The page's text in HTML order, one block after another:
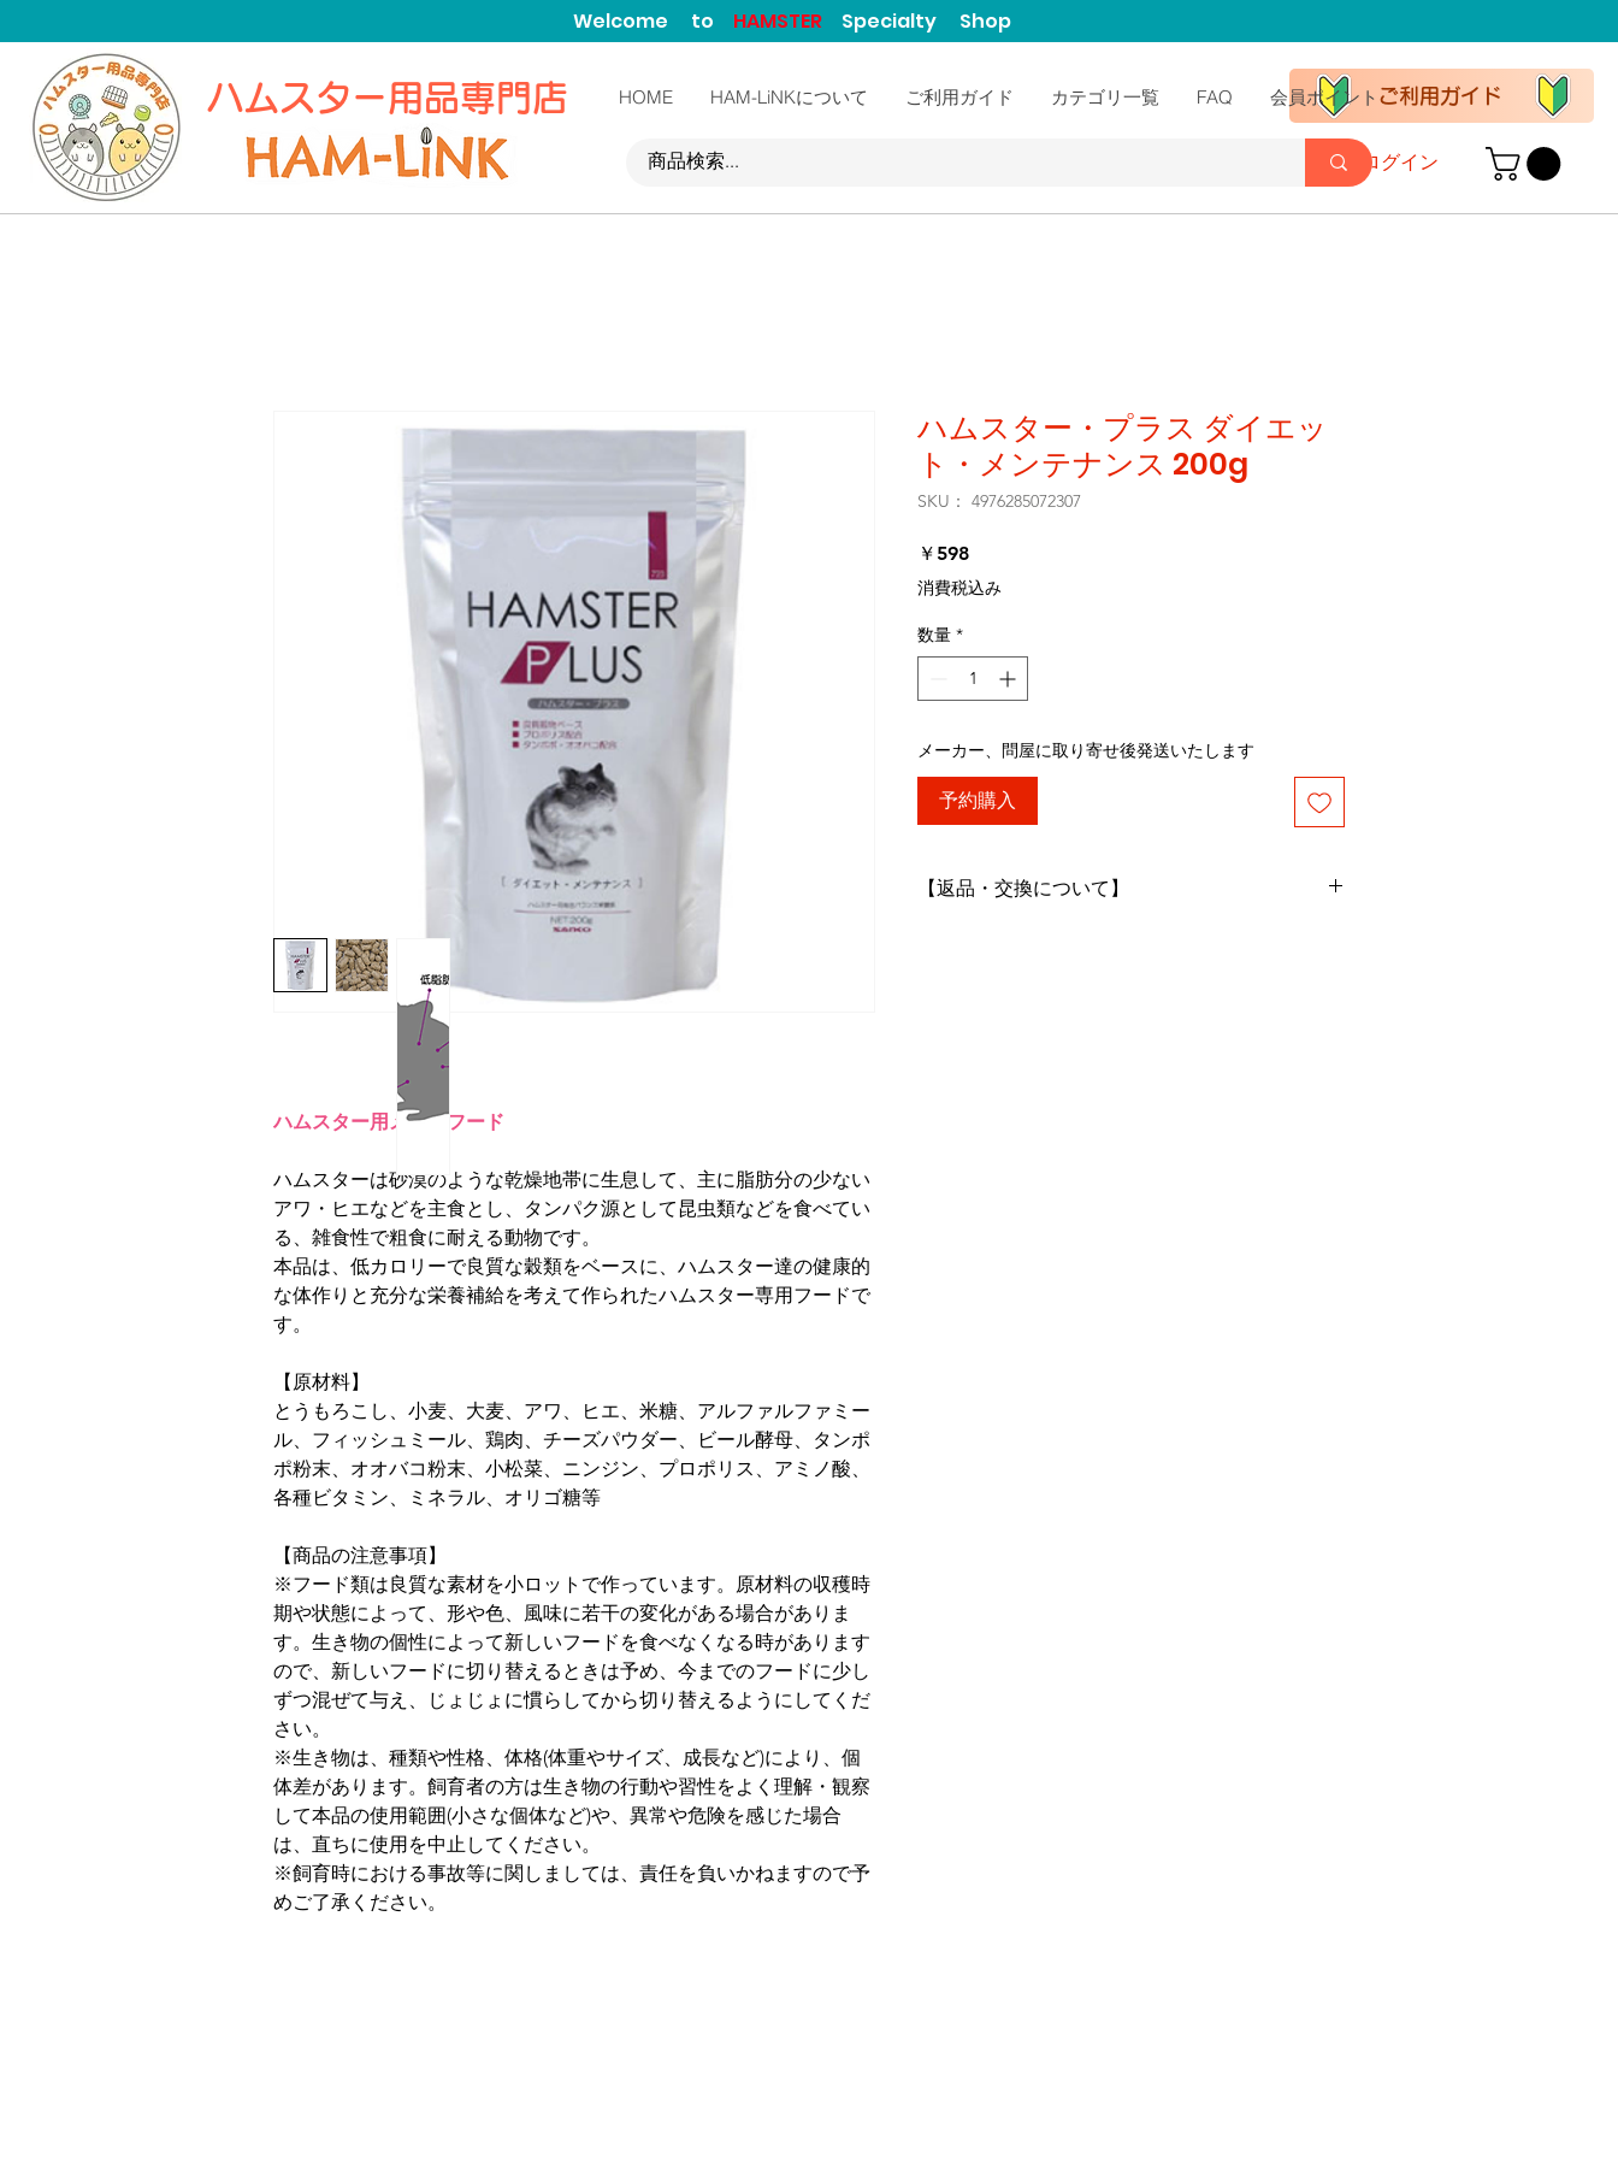
Welcome to HAMSTER Specialty Shop
​ハムスター用品専門店 ご利用ガイド
ログイン
HOME HAM-LiNKについて ご利用ガイド カテゴリ一覧 FAQ 会員ポイント
ハムスター用メインフード
ハムスターは砂漠のような乾燥地帯に生息して、主に脂肪分の少ない
アワ・ヒエなどを主食とし、タンパク源として昆虫類などを食べてい
る、雑食性で粗食に耐える動物です。
本品は、低カロリーで良質な穀類をベースに、ハムスター達の健康的
な体作りと充分な栄養補給を考えて作られたハムスター専用フードで
す。
【原材料】
とうもろこし、小麦、大麦、アワ、ヒエ、米糖、アルファルファミー
ル、フィッシュミール、鶏肉、チーズパウダー、ビール酵母、タンポ
ポ粉末、オオバコ粉末、小松菜、ニンジン、プロポリス、アミノ酸、
各種ビタミン、ミネラル、オリゴ糖等
【商品の注意事項】
※フード類は良質な素材を小ロットで作っています。原材料の収穫時
期や状態によって、形や色、風味に若干の変化がある場合がありま
す。生き物の個性によって新しいフードを食べなくなる時があります
ので、新しいフードに切り替えるときは予め、今までのフードに少し
ずつ混ぜて与え、じょじょに慣らしてから切り替えるようにしてくだ
さい。
※生き物は、種類や性格、体格(体重やサイズ、成長など)により、個
体差があります。飼育者の方は生き物の行動や習性をよく理解・観察
して本品の使用範囲(小さな個体など)や、異常や危険を感じた場合
は、直ちに使用を中止してください。
※飼育時における事故等に関しましては、責任を負いかねますので予
めご了承ください。
ハムスター・プラス ダイエッ
ト・メンテナンス 200g
SKU： 4976285072307
￥598価
格
消費税込み
数量 *
メーカー、問屋に取り寄せ後発送いたします
予約購入
【返品・交換について】